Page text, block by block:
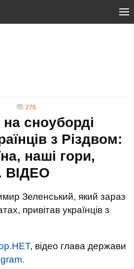
278
сноуборді
з Різдвом:
наші гори,
ВIДЕО
Зеленський, який зараз
привітав українців з
, відео глава держави